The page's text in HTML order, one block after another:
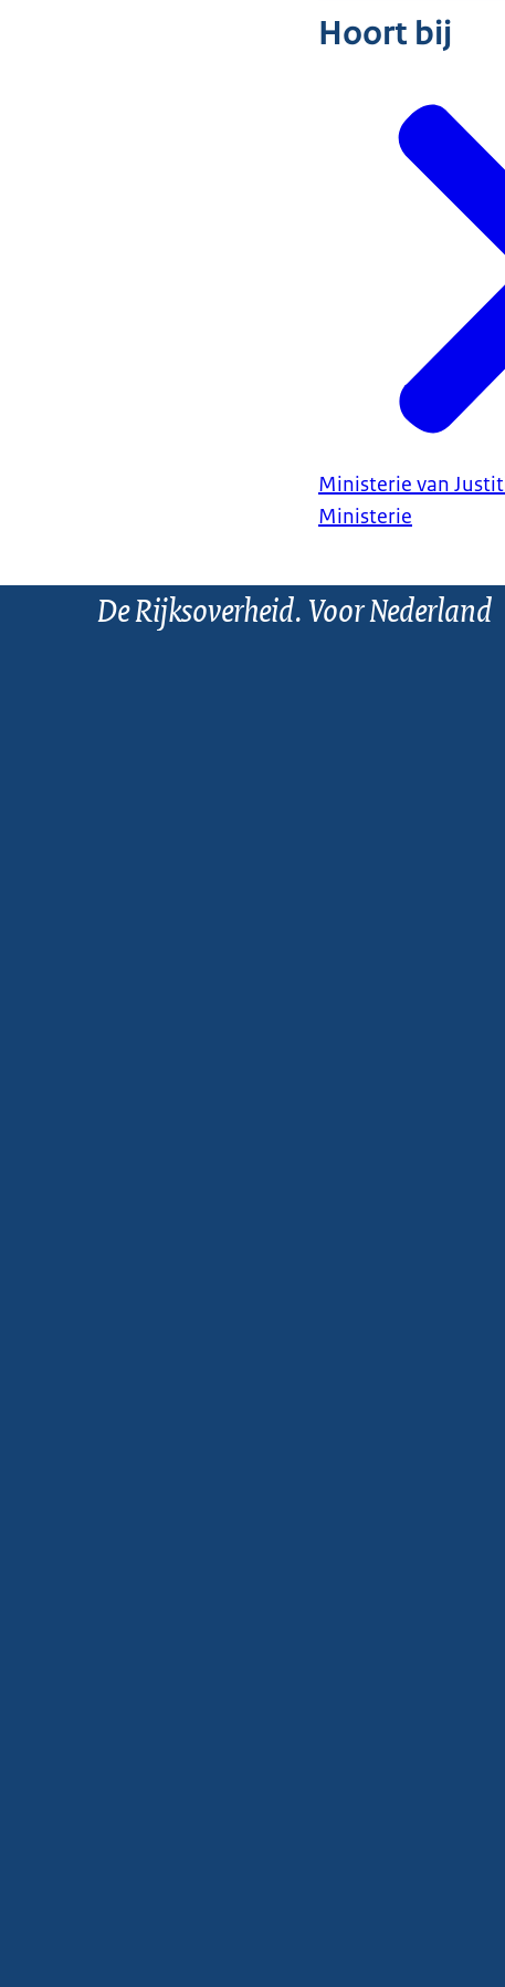
Hoort bij
Ministerie van
Ministerie
De Rijksoverheid. Voor Nederland